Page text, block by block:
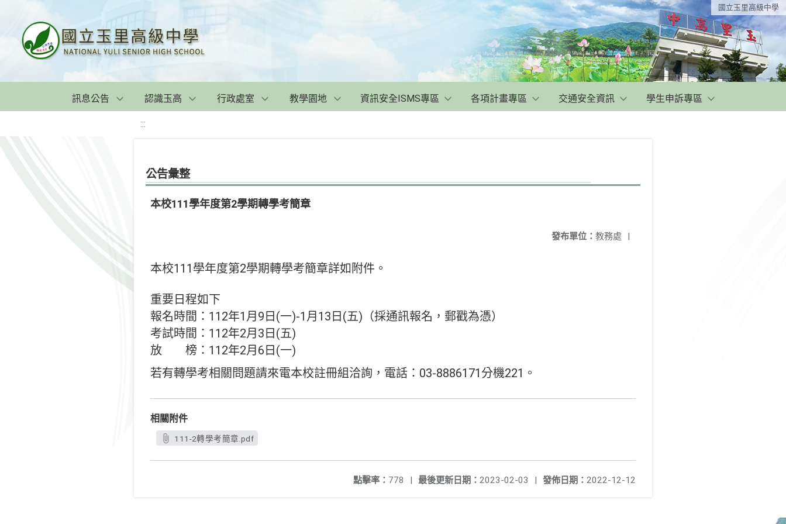
國立玉里高級中學
訊息公告 認識玉高 行政處室 教學園地 資訊安全ISMS專區 各項計畫專區 交通安全資訊 學生申訴專區
:::
公告彙整
本校111學年度第2學期轉學考簡章
發布單位： 教務處 |
本校111學年度第2學期轉學考簡章詳如附件。
重要日程如下
報名時間：112年1月9日(一)-1月13日(五)（採通訊報名，郵戳為憑）
考試時間：112年2月3日(五)
放 榜：112年2月6日(一)
若有轉學考相關問題請來電本校註冊組洽詢，電話：03-8886171分機221。
相關附件
111-2轉學考簡章.pdf
發佈日期： 2022-12-12
最後更新日期： 2023-02-03 |
點擊率： 778 |